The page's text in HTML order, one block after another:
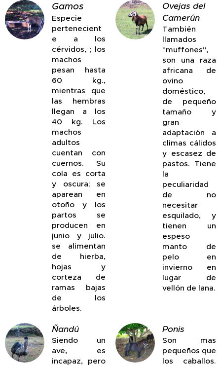
Gamos
Especie
pertenecient
e a los
cérvidos, ; los
machos
pesan hasta
60 kg.,
mientras que
las hembras
llegan a los
40 kg. Los
machos
adultos
cuentan con
cuernos. Su
cola es corta
y oscura; se
aparean en
otoño y los
partos se
producen en
junio y julio.
se alimentan
de hierba,
hojas y
corteza de
ramas bajas
de los
árboles.
Ovejas del
Camerún
También
llamados
"muffones",
son una raza
africana de
ovino
doméstico,
de pequeño
tamaño y
gran
adaptación a
climas cálidos
y escasez de
pastos. Tiene
la
peculiaridad
de no
necesitar
esquilado, y
tienen un
espeso
manto de
pelo en
invierno en
lugar de
vellón de lana.
Ñandú
Siendo un
ave, es
incapaz, pero
Ponis
Son mas
pequeños que
los caballos.